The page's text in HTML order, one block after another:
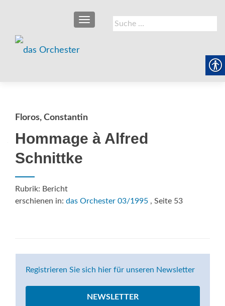
Suche
nach:
SCHALTE NAVIGATION
Floros, Constantin
Hommage à Alfred
Schnittke
Rubrik: Bericht
erschienen in: das Orchester 03/1995 , Seite 53
Registrieren Sie sich hier für unseren Newsletter
NEWSLETTER